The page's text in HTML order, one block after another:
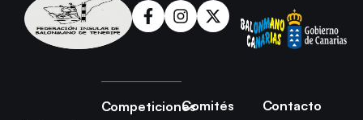
CompeticionesComités
Contacto